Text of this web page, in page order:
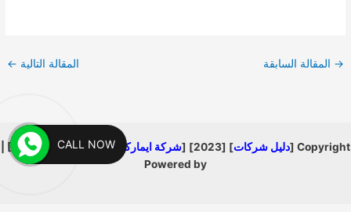
→ المقالة السابقة المقالة التالية ←
Copyright [ دليل شركات] [2023] [ شركة ايماركتنج اجي 01008840990
] |
Powered by
CALL NOW